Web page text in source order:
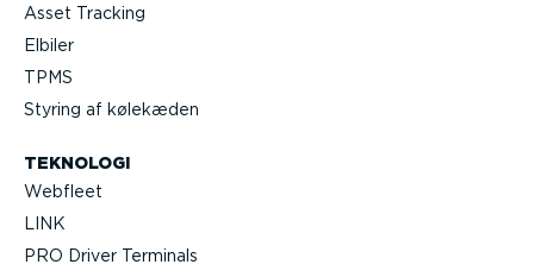
Asset Tracking
Elbiler
TPMS
Styring af kølekæden
TEKNOLOGI
Webfleet
LINK
PRO Driver Terminals